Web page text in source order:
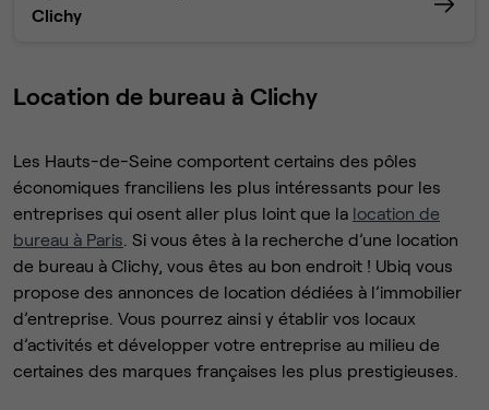
Clichy
Location de bureau à Clichy
Les Hauts-de-Seine comportent certains des pôles
économiques franciliens les plus intéressants pour les
entreprises qui osent aller plus loint que la location de
bureau à Paris . Si vous êtes à la recherche d’une location
de bureau à Clichy, vous êtes au bon endroit ! Ubiq vous
propose des annonces de location dédiées à l’immobilier
d’entreprise. Vous pourrez ainsi y établir vos locaux
d’activités et développer votre entreprise au milieu de
certaines des marques françaises les plus prestigieuses.